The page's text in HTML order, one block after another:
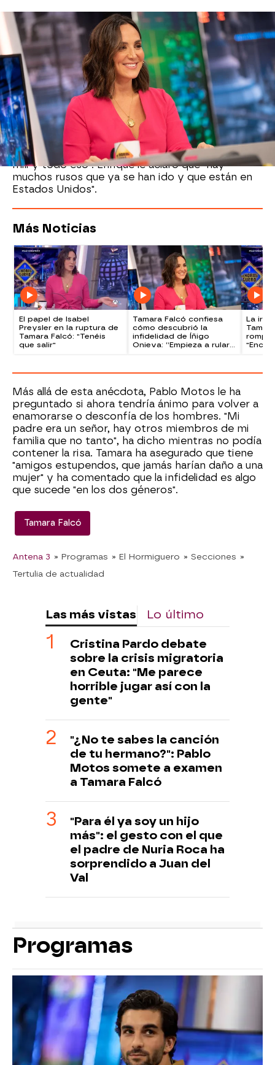
Con su sentido del humor, Tamara también ha
contado anécdotas como la reacción de Enrique
Iglesias cuando se enteró de su ruptura. "Tengo
un novio ruso para ti", le comentó su hermano, a
lo que ella le respondió: "Enrique, estamos a
sábado".
Esa conversación, que habría sucedido apenas
un día después de que descubriera la infidelidad,
transcurrió en ese tono divertido porque Tamara
le insistió: "Hombre, no, que se lo van a llevar a la
mili y todo eso". Enrique le aclaró que "hay
muchos rusos que ya se han ido y que están en
Estados Unidos".
Más Noticias
El papel de Isabel
Preysler en la ruptura de
Tamara Falcó: "Tenéis
que salir"
Tamara Falcó confiesa
cómo descubrió la
infidelidad de Íñigo
Onieva: “Empieza a rular
La
Más allá de esta anécdota, Pablo Motos le ha
preguntado si ahora tendría ánimo para volver a
enamorarse o desconfía de los hombres. "Mi
padre era un señor, hay otros miembros de mi
familia que no tanto", ha dicho mientras no podía
contener la risa. Tamara ha asegurado que tiene
"amigos estupendos, que jamás harían daño a una
mujer" y ha comentado que la infidelidad es algo
que sucede "en los dos géneros".
Tamara Falcó
Antena 3 » Programas » El Hormiguero » Secciones »
Tertulia de actualidad
Las más vistas Lo último
Cristina Pardo debate
sobre la crisis migratoria
en Ceuta: "Me parece
horrible jugar así con la
gente"
"¿No te sabes la canción
de tu hermano?": Pablo
Motos somete a examen
a Tamara Falcó
"Para él ya soy un hijo
más": el gesto con el que
el padre de Nuria Roca ha
sorprendido a Juan del
Val
Programas